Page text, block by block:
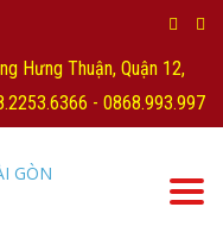
Hưng Thuận, Quận 12,
- 0868.993.997